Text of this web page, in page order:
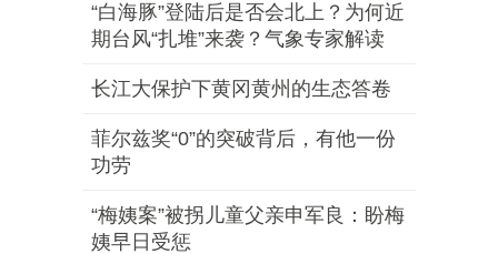
“白海豚”登陆后是否会北上？为何近
期台风“扎堆”来袭？气象专家解读
长江大保护下黄冈黄州的生态答卷
菲尔兹奖“0”的突破背后，有他一份
功劳
“梅姨案”被拐儿童父亲申军良：盼梅
姨早日受惩